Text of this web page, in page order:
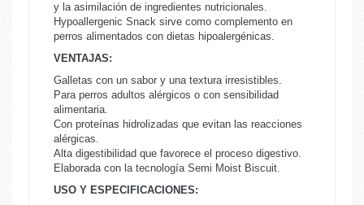
y la asimilación de ingredientes nutricionales.
Hypoallergenic Snack sirve como complemento en
perros alimentados con dietas hipoalergénicas.
VENTAJAS:
Galletas con un sabor y una textura irresistibles.
Para perros adultos alérgicos o con sensibilidad
alimentaria.
Con proteínas hidrolizadas que evitan las reacciones
alérgicas.
Alta digestibilidad que favorece el proceso digestivo.
Elaborada con la tecnología Semi Moist Biscuit.
USO Y ESPECIFICACIONES: